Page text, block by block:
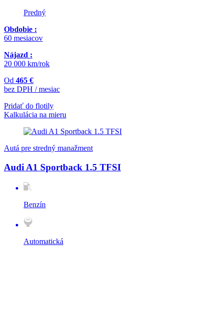
Predný
Obdobie :
60 mesiacov
Nájazd :
20 000 km/rok
Od 465 €
bez DPH / mesiac
Pridať do flotily
Kalkulácia na mieru
Autá pre stredný manažment
Audi A1 Sportback 1.5 TFSI
Benzín
Automatická